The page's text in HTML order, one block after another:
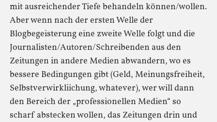
mit ausreichender Tiefe behandeln können/wollen.
Aber wenn nach der ersten Welle der
Blogbegeisterung eine zweite Welle folgt und die
Journalisten/Autoren/Schreibenden aus den
Zeitungen in andere Medien abwandern, wo es
bessere Bedingungen gibt (Geld, Meinungsfreiheit,
Selbstverwirkliichung, whatever), wer will dann
den Bereich der „professionellen Medien“ so
scharf abstecken wollen, das Zeitungen drin und